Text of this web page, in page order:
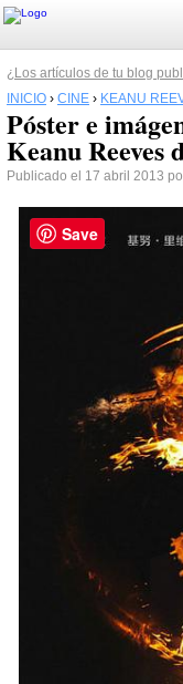
¿Los artículos de tu blog
INICIO › CINE › KEANU
Póster e
Keanu Reeves
Publicado el 17 abril 2013
Save